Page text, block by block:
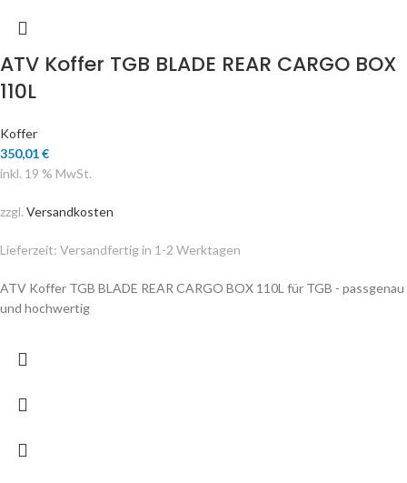
ATV Koffer TGB BLADE REAR CARGO BOX
110L
Koffer
350,01€
inkl. 19 % MwSt.
zzgl. Versandkosten
Lieferzeit: Versandfertig in 1-2 Werktagen
ATV Koffer TGB BLADE REAR CARGO BOX 110L für TGB - passgenau
und hochwertig